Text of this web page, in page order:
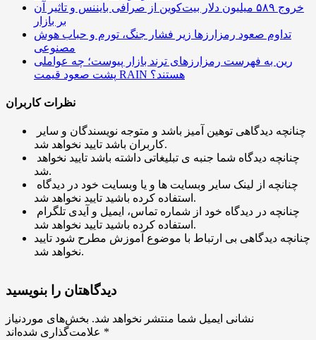
خروج ۵۸۹ میلیون دلار بیت‌کوین از صرافی بایننس و تاثیر آن
بر بازار
تداوم صعود رمزارزها زیر فشار جنگ، تورم و حباب هوش
مصنوعی
رین به فهرست رمزارزهای ترند بازار پیوست؛ چه عواملی
پشت صعود قیمت RAIN هستند؟
نظرات کاربران
کاربران باشد تایید نخواهد شد.
شد.
استفاده کرده باشید تایید نخواهد شد.
استفاده کرده باشید تایید نخواهد شد.
چنانچه دیدگاهی بی ارتباط با موضوع آموزش مطرح شود تایید
نخواهد شد.
دیدگاهتان را بنویسید
نشانی ایمیل شما منتشر نخواهد شد. بخش‌های موردنیاز
*